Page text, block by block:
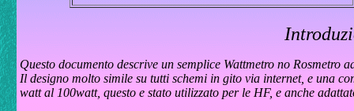
Questo documento descrive un semplice Wattmetro no Rosmetro
Il designo molto simile su tutti schemi in gito via internet, e una
watt al 100watt, questo e stato utilizzato per le HF, e anche